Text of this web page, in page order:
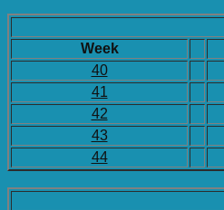
Week
40
41
42
43
44